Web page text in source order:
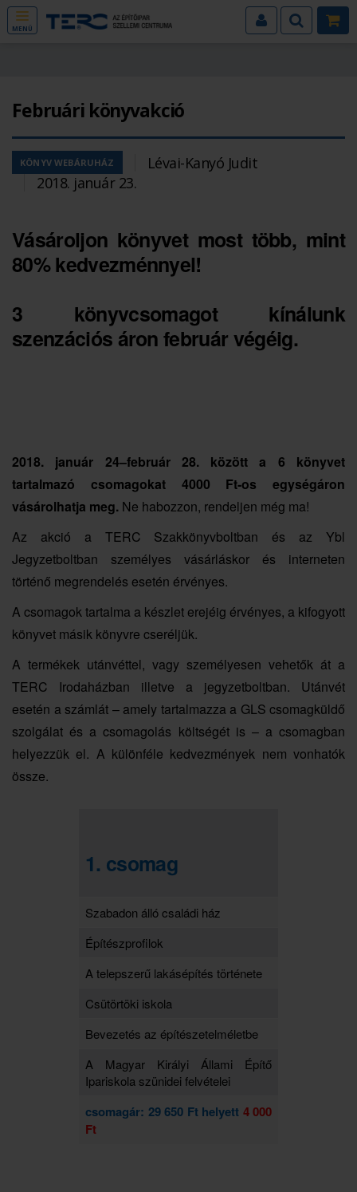
MENÜ
Februári könyvakció
KÖNYV WEBÁRUHÁZ
Lévai-Kanyó Judit
2018. január 23.
Vásároljon könyvet most több, mint
80% kedvezménnyel!
3 könyvcsomagot kínálunk
szenzációs áron február végéig.
2018. január 24–február 28. között a 6 könyvet
tartalmazó csomagokat 4000 Ft-os egységáron
vásárolhatja meg. Ne habozzon, rendeljen még ma!
Az akció a TERC Szakkönyvboltban és az Ybl
Jegyzetboltban személyes vásárláskor és interneten
történő megrendelés esetén érvényes.
A csomagok tartalma a készlet erejéig érvényes, a kifogyott
könyvet másik könyvre cseréljük.
A termékek utánvéttel, vagy személyesen vehetők át a
TERC Irodaházban illetve a jegyzetboltban. Utánvét
esetén a számlát – amely tartalmazza a GLS csomagküldő
szolgálat és a csomagolás költségét is – a csomagban
helyezzük el. A különféle kedvezmények nem vonhatók
össze.
1. csomag
Szabadon álló családi ház
Építészprofilok
A telepszerű lakásépítés története
Csütörtöki iskola
Bevezetés az építészetelméletbe
A Magyar Királyi Állami Építő
Ipariskola szünidei felvételei
csomagár: 29 650 Ft helyett 4 000
Ft